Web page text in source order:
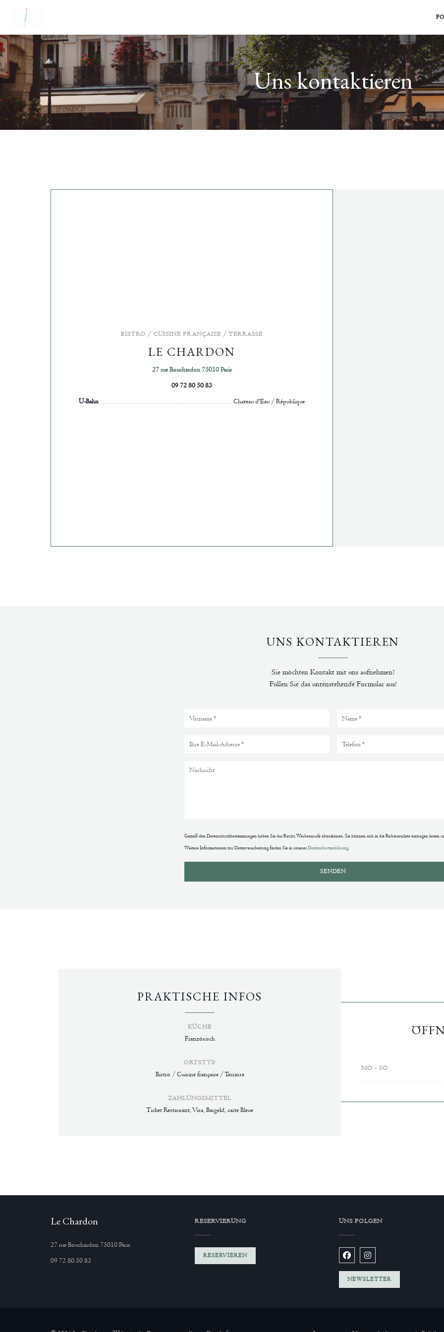
Uns kontaktieren
BISTRO / CUISINE FRANÇAISE / TERRASSE
LE CHARDON
27 rue Bouchardon 75010 Paris((öffnet ein neues Fenster))
09 72 80 50 83
U-Bahn
Chateau d'Eau / République
UNS KONTAKTIEREN
Sie möchten Kontakt mit uns aufnehmen?
Füllen Sie das untenstehende Formular aus!
Gemäß den Datenschutzbestimmungen haben Sie das Recht, Werbeanrufe abzulehnen. Sie können sich in die Robinsonliste eintragen lassen
Weitere Informationen zur Datenverarbeitung finden Sie in unsererDatenschutzerklärung.
PRAKTISCHE INFOS
KÜCHE
Französisch
ORTSTYP
Bistro / Cuisine française / Terrasse
ZAHLUNGSMITTEL
Ticket Restaurant, Visa, Bargeld, carte Bleue
MO -SO
Le Chardon
27 rue Bouchardon 75010 Paris
09 72 80 50 83
RESERVIERUNG
RESERVIEREN
UNS FOLGEN
Facebook ((öffnet ein neues
Instagram ((öffnet ein
NEWSLETTER